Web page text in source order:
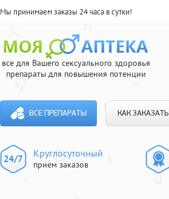
Мы принимаем заказы 24 часа в сутки!
все для Вашего сексуального здоровья
препараты для повышения потенции
ВСЕ ПРЕПАРАТЫ КАК ЗАКАЗАТЬ
Круглосуточный
прием заказов